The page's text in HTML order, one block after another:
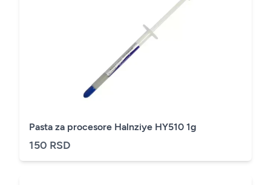
Pasta za procesore Halnziye HY510 1g
150 RSD